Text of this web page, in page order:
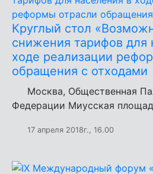
Круглый стол
снижения тарифов для
ходе реализации
обращения с отходами
Москва, Общественная
Федерации Миусская
17 апреля 2018г., 16.00